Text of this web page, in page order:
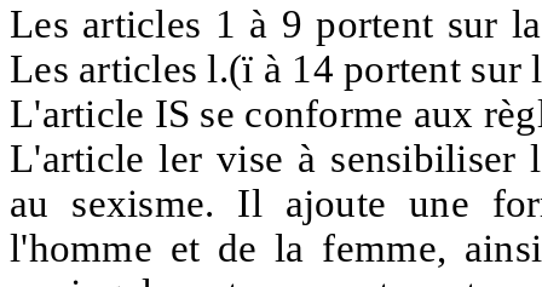
Les articles 1 à 9 portent sur
Les articles l.(ï à 14 portent sur
L'article IS se conforme aux
L'article ler vise à sensibiliser
au sexisme. Il ajoute une
l'homme et de la femme,